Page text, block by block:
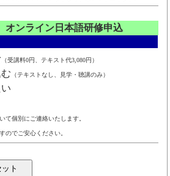
ンライン日本語研修申込
（受講料0円、テキスト代3,080円）
（テキストなし、見学・聴講のみ）
て個別にご連絡いたします。
のでご安心ください。